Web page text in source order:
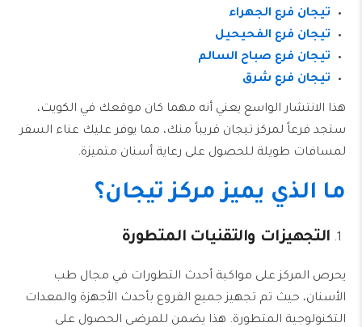
تيجان فرع الجهراء
تيجان فرع الفحيحيل
تيجان فرع صباح السالم
تيجان فرع شرق
هذا الانتشار الواسع يعني أنه مهما كان موقعك في الكويت،
ستجد فرعاً لمركز تيجان قريباً منك، مما يوفر عليك عناء السفر
لمسافات طويلة للحصول على رعاية أسنان متميزة.
ما الذي يميز مركز تيجان؟
التجهيزات والتقنيات المتطورة
يحرص المركز على مواكبة أحدث التطورات في مجال طب
الأسنان، حيث تم تجهيز جميع الفروع بأحدث الأجهزة والمعدات
التكنولوجية المتطورة. هذا يضمن للمرضى الحصول على